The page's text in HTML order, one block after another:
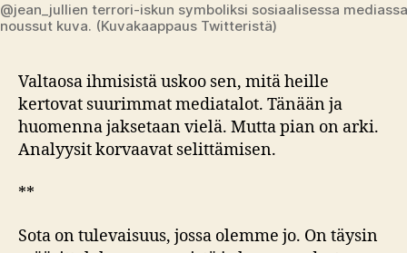
@jean_jullien terrori-iskun symboliksi sosiaalisessa
noussut kuva. (Kuvakaappaus Twitteristä)
Valtaosa ihmisistä uskoo sen, mitä heille
kertovat suurimmat mediatalot. Tänään ja
huomenna jaksetaan vielä. Mutta pian on arki.
Analyysit korvaavat selittämisen.
**
Sota on tulevaisuus, jossa olemme jo. On täysin